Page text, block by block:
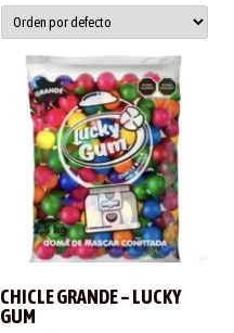
CHICLE GRANDE – LUCKY
GUM